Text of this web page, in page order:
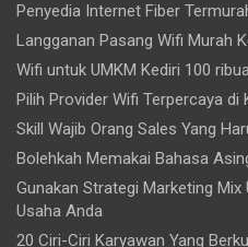
Penyedia Internet Fiber
Langganan Pasang Wifi Murah
Wifi untuk UMKM Kediri 100
Pilih Provider Wifi Terpercaya di
Skill Wajib Orang Sales Yang
Bolehkah Memakai Bahasa
Gunakan Strategi Marketing
Usaha Anda
20 Ciri-Ciri Karyawan Yang